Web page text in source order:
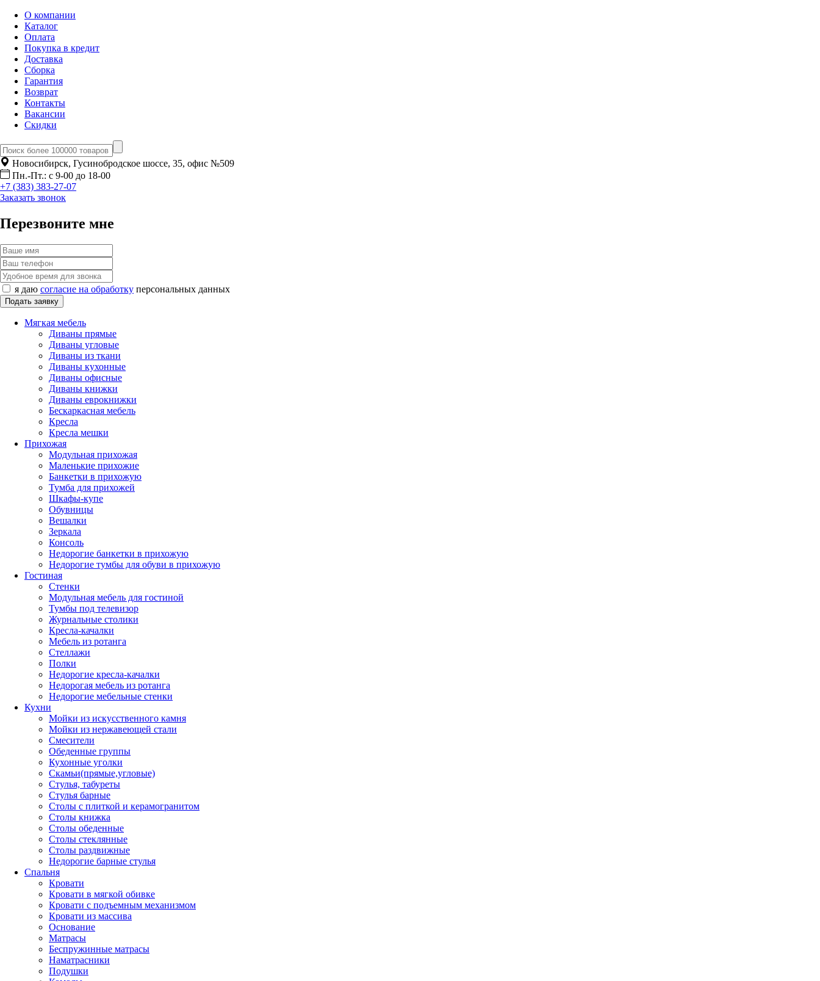
О компании
Каталог
Оплата
Покупка в кредит
Доставка
Сборка
Гарантия
Возврат
Контакты
Вакансии
Скидки
Новосибирск, Гусинобродское шоссе, 35, офис №509
Пн.-Пт.: с 9-00 до 18-00
+7 (383) 383-27-07
Заказать звонок
Перезвоните мне
я даю согласие на обработку персональных данных
Мягкая мебель
Диваны прямые
Диваны угловые
Диваны из ткани
Диваны кухонные
Диваны офисные
Диваны книжки
Диваны еврокнижки
Бескаркасная мебель
Кресла
Кресла мешки
Прихожая
Модульная прихожая
Маленькие прихожие
Банкетки в прихожую
Тумба для прихожей
Шкафы-купе
Обувницы
Вешалки
Зеркала
Консоль
Недорогие банкетки в прихожую
Недорогие тумбы для обуви в прихожую
Гостиная
Стенки
Модульная мебель для гостиной
Тумбы под телевизор
Журнальные столики
Кресла-качалки
Мебель из ротанга
Стеллажи
Полки
Недорогие кресла-качалки
Недорогая мебель из ротанга
Недорогие мебельные стенки
Кухни
Мойки из искусственного камня
Мойки из нержавеющей стали
Смесители
Обеденные группы
Кухонные уголки
Скамьи(прямые,угловые)
Стулья, табуреты
Стулья барные
Столы с плиткой и керамогранитом
Столы книжка
Столы обеденные
Столы стеклянные
Столы раздвижные
Недорогие барные стулья
Спальня
Кровати
Кровати в мягкой обивке
Кровати с подъемным механизмом
Кровати из массива
Основание
Матрасы
Беспружинные матрасы
Наматрасники
Подушки